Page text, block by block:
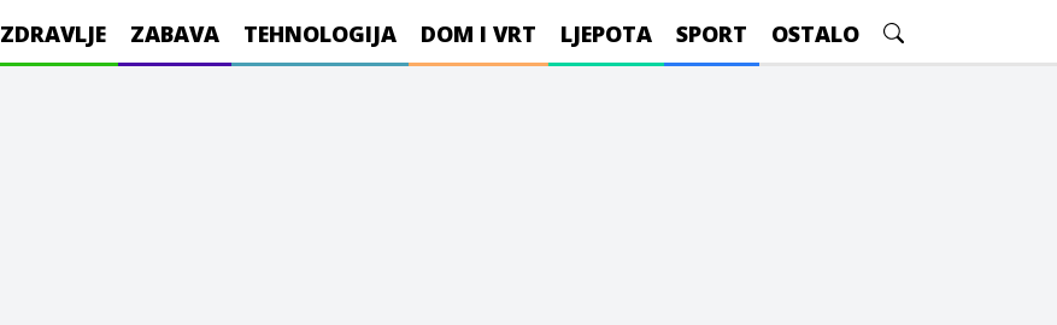
ZDRAVLJE ZABAVA TEHNOLOGIJA DOM I VRT LJEPOTA SPORT OSTALO